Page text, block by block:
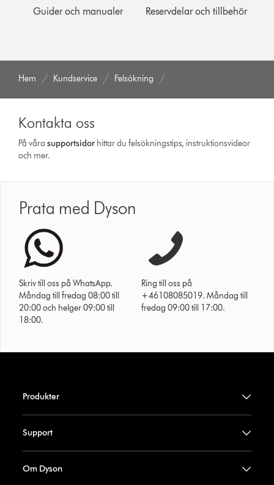
Guider och manualer Reservdelar och tillbehör
Hem Kundservice Felsökning
Kontakta oss
På vårasupport­sidor hittar du felsökningstips, instruktionsvideor
och mer.
Prata med Dyson
Skriv till oss på WhatsApp.
Måndag till fredag 08:00 till
20:00 och helger 09:00 till
18:00.
Ring till oss på
+46108085019. Måndag till
fredag 09:00 till 17:00.
Produkter
Support
Om Dyson